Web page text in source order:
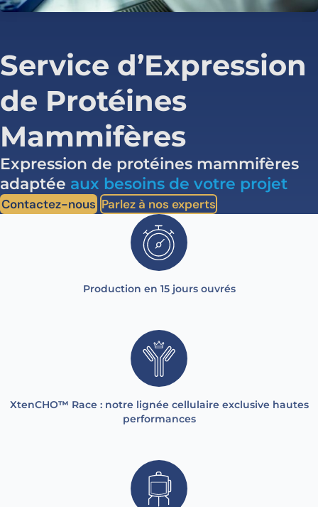
Service d’Expression
de Protéines
Mammifères
Expression de protéines mammifères
adaptée aux besoins de votre projet
Contactez-nous Parlez à nos experts
Production en 15 jours ouvrés
XtenCHO™ Race : notre lignée cellulaire exclusive hautes
performances